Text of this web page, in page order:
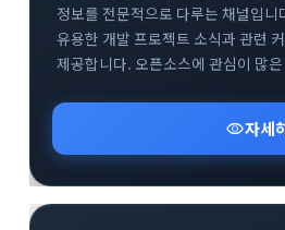
정보를 전문적으로 다루는 채널입
유용한 개발 프로젝트 소식과 관련
제공합니다. 오픈소스에 관심이 많
있게 전달하고 있습니다.
visibility자세
활용팁 스티커
채널·봇 지갑·미니앱